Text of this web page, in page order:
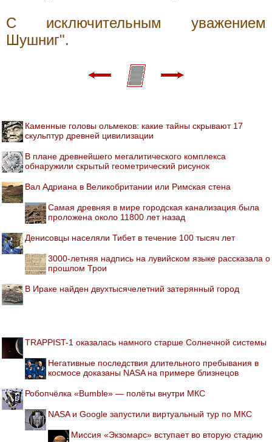
С исключительным уважением
Шушниг".
Каменные головы ольмеков: какие тайны скрывают 17
скульптур древней цивилизации
В плане древнейшего мегалитического комплекса
обнаружили скрытый геометрический рисунок
Вал Адриана в Великобритании или Римская стена
Самая древняя в мире городская канализация была
проложена около 11800 лет назад
Денисовцы населяли Тибет в течение 100 тысяч лет
3000-летняя надпись на лувийском языке рассказала о
прошлом Трои
В Ираке найден двухтысячелетний затерянный город
TRAPPIST-1 оказалась намного старше Солнечной системы
Негативные последствия длительного пребывания в
космосе доказаны NASA на примере близнецов
Робопчёлка «Bumble» — полёты внутри МКС
NASA и Google запустили виртуальный тур по МКС
Миссия «Экзомарс» вступает во вторую стадию